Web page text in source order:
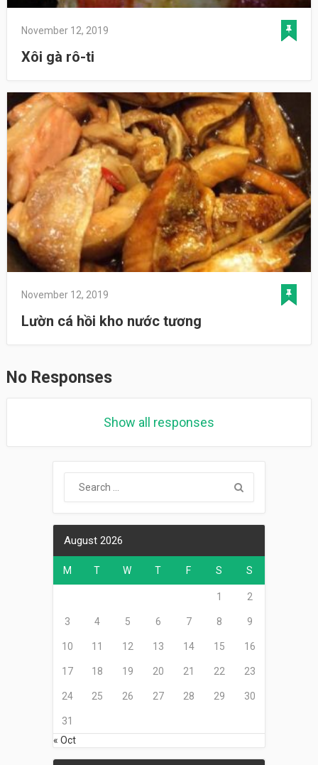
November 12, 2019
Xôi gà rô-ti
November 12, 2019
Lườn cá hồi kho nước tương
No Responses
Show all responses
August 2026
M T W T F S S
1 2
3 4 5 6 7 8 9
10 11 12 13 14 15 16
17 18 19 20 21 22 23
24 25 26 27 28 29 30
31
« Oct